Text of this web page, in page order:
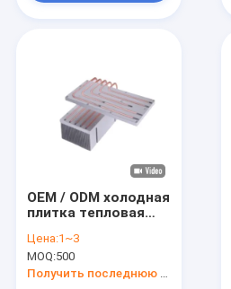
видео
О нас
OEM / ODM холодная
плитка тепловая
теплопроводящей
пластинкой
Цена:1~3
MOQ:500
Получить последнюю цену